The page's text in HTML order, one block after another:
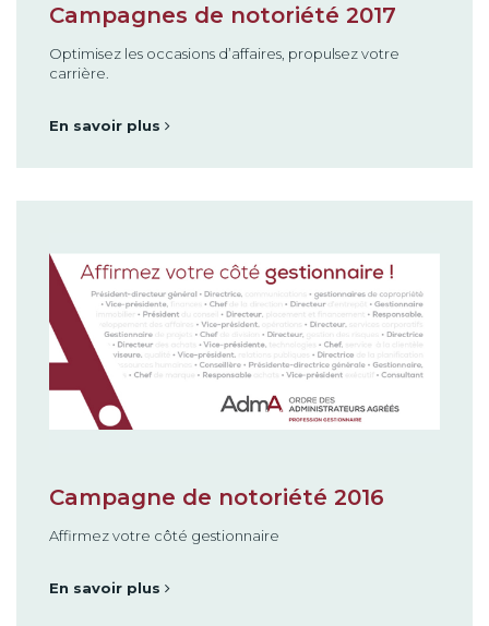
Campagnes de notoriété 2017
Optimisez les occasions d’affaires, propulsez votre
carrière.
En savoir plus
Campagne de notoriété 2016
Affirmez votre côté gestionnaire
En savoir plus